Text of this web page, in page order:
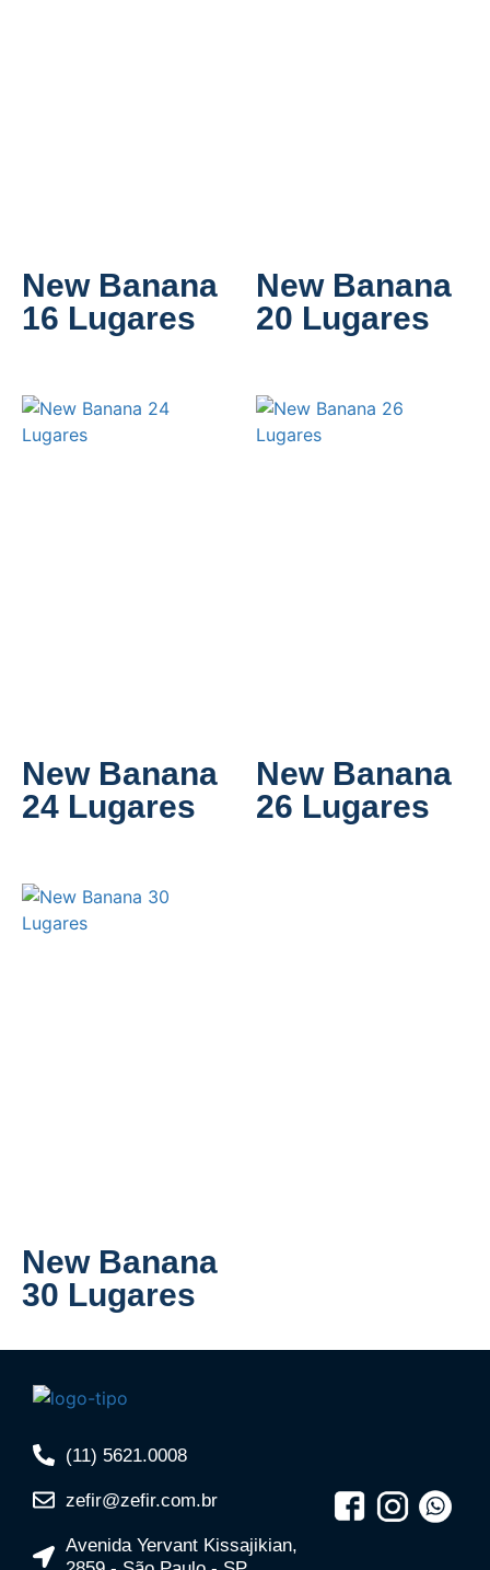
New Banana
16 Lugares
New Banana
20 Lugares
New Banana
24 Lugares
New Banana
26 Lugares
New Banana
30 Lugares
(11) 5621.0008
zefir@zefir.com.br
Avenida Yervant Kissajikian,